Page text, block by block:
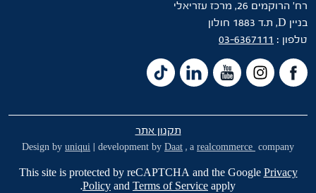
רח’ הרוקמים 26, מרכז עזריאלי
בניין D, ת.ד 1883 חולון
טלפון : 03-6367111
תקנון אתר
Design by uniqui | development by Daat , a realcommerce company
This site is protected by reCAPTCHA and the Google Privacy
Policy and Terms of Service apply.